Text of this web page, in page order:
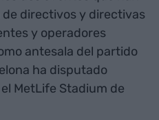
directivos y directivas
y operadores
antesala del partido
ha disputado
MetLife Stadium de